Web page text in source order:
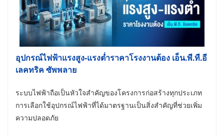
อุปกรณ์ไฟฟ้าแรงสูง-แรงต่ำราคาโรงงานต้อง เอ็น.พี.ที.อี
เลคทริค ซัพพลาย
ระบบไฟฟ้าถือเป็นหัวใจสำคัญของโครงการก่อสร้างทุกประเภท
การเลือกใช้อุปกรณ์ไฟฟ้าที่ได้มาตรฐานเป็นสิ่งสำคัญที่ช่วยเพิ่ม
ความปลอดภัย